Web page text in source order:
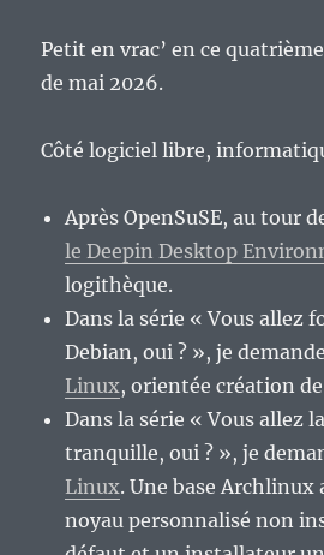
Petit en vrac’ en ce
de mai 2026.
Côté logiciel libre,
Après OpenSuSE, au tour
le Deepin Desktop
logithèque.
Dans la série « Vous allez
Debian, oui ? », je
Linux, orientée création
Dans la série « Vous allez
tranquille, oui ? », je
Linux. Une base Archlinux
noyau personnalisé non